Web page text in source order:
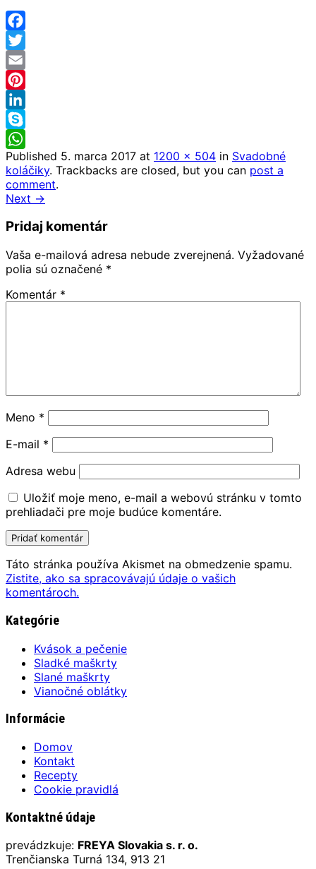
Facebook
Twitter
Email
Pinterest
LinkedIn
Skype
WhatsApp
Published 5. marca 2017 at 1200 × 504 in Svadobné
koláčiky. Trackbacks are closed, but you can post a
comment.
Next →
Pridaj komentár
Vaša e-mailová adresa nebude zverejnená. Vyžadované
polia sú označené *
Komentár *
Meno *
E-mail *
Adresa webu
Uložiť moje meno, e-mail a webovú stránku v tomto
prehliadači pre moje budúce komentáre.
Táto stránka používa Akismet na obmedzenie spamu.
Zistite, ako sa spracovávajú údaje o vašich
komentároch.
Kategórie
Kvások a pečenie
Sladké maškrty
Slané maškrty
Vianočné oblátky
Informácie
Domov
Kontakt
Recepty
Cookie pravidlá
Kontaktné údaje
prevádzkuje: FREYA Slovakia s. r. o.
Trenčianska Turná 134, 913 21